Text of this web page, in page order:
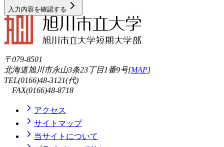
入力内容を確認する
〒079-8501
北海道旭川市永山3条23丁目1番9号[MAP]
TEL(0166)48-3121(代)
FAX(0166)48-8718
アクセス
サイトマップ
当サイトについて